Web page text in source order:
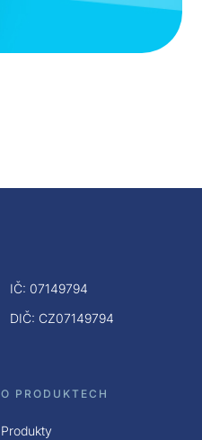
IČ: 07149794
DIČ: CZ07149794
O PRODUKTECH
Produkty